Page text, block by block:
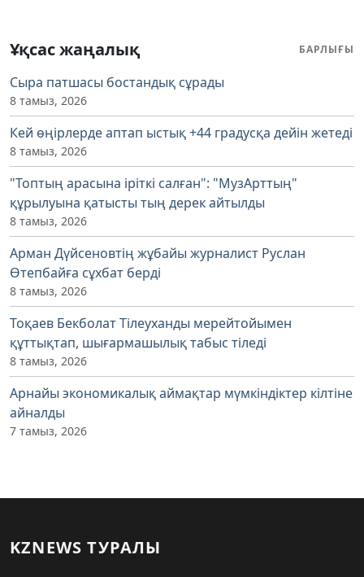
Ұқсас жаңалық БАРЛЫҒЫ
Сыра патшасы бостандық сұрады
8 тамыз, 2026
Кей өңірлерде аптап ыстық +44 градусқа дейін жетеді
8 тамыз, 2026
"Топтың арасына іріткі салған": "МузАрттың"
құрылуына қатысты тың дерек айтылды
8 тамыз, 2026
Арман Дүйсеновтің жұбайы журналист Руслан
Өтепбайға сұхбат берді
8 тамыз, 2026
Тоқаев Бекболат Тілеуханды мерейтойымен
құттықтап, шығармашылық табыс тіледі
8 тамыз, 2026
Арнайы экономикалық аймақтар мүмкіндіктер кілтіне
айналды
7 тамыз, 2026
KZNEWS ТУРАЛЫ